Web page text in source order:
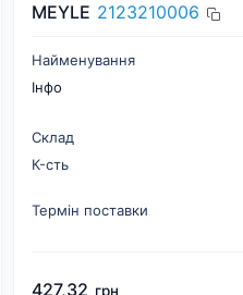
MEYLE 2123210006
Найменування
Інфо
Склад
К-cть
Термін поставки
427,32 грн